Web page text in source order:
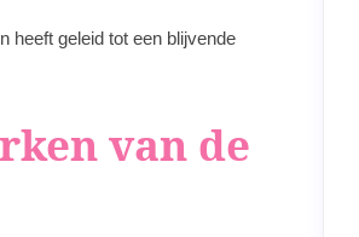
heeft geleid tot een blijvende
van de